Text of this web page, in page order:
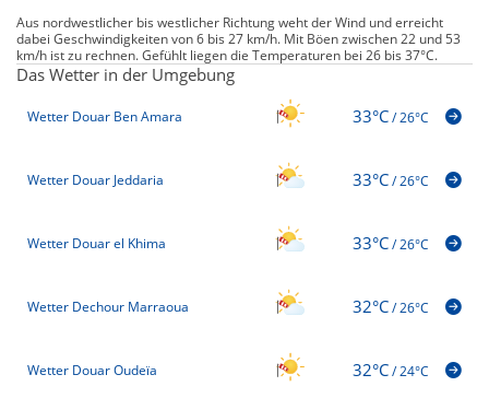
Aus nordwestlicher bis westlicher Richtung weht der Wind und erreicht
dabei Geschwindigkeiten von 6 bis 27 km/h. Mit Böen zwischen 22 und 53
km/h ist zu rechnen. Gefühlt liegen die Temperaturen bei 26 bis 37°C.
Das Wetter in der Umgebung
Wetter Douar Ben Amara 33°C/26°C
Wetter Douar Jeddaria 33°C/26°C
Wetter Douar el Khima 33°C/26°C
Wetter Dechour Marraoua 32°C/26°C
Wetter Douar Oudeïa 32°C/24°C